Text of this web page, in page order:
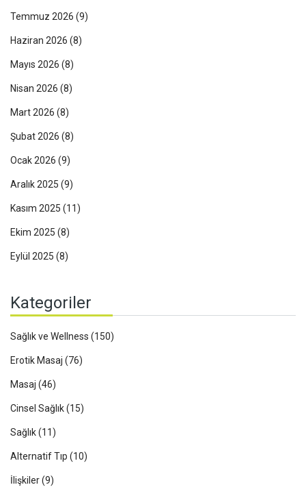
Temmuz 2026 (9)
Haziran 2026 (8)
Mayıs 2026 (8)
Nisan 2026 (8)
Mart 2026 (8)
Şubat 2026 (8)
Ocak 2026 (9)
Aralık 2025 (9)
Kasım 2025 (11)
Ekim 2025 (8)
Eylül 2025 (8)
Kategoriler
Sağlık ve Wellness (150)
Erotik Masaj (76)
Masaj (46)
Cinsel Sağlık(15)
Sağlık(11)
Alternatif Tıp (10)
İlişkiler(9)